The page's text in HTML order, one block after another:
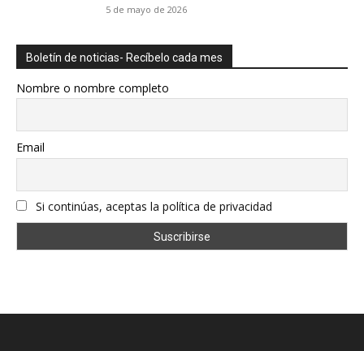
5 de mayo de 2026
Boletín de noticias- Recíbelo cada mes
Nombre o nombre completo
Email
Si continúas, aceptas la política de privacidad